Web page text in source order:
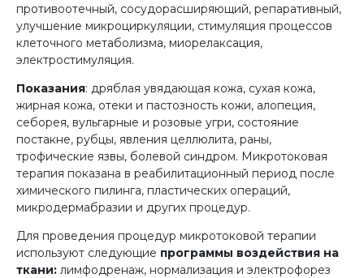
противоотечный, сосудорасширяющий, репаративный,
улучшение микроциркуляции, стимуляция процессов
клеточного метаболизма, миорелаксация,
электростимуляция.
Показания: дряблая увядающая кожа, сухая кожа,
жирная кожа, отеки и пастозность кожи, алопеция,
себорея, вульгарные и розовые угри, состояние
постакне, рубцы, явления целлюлита, раны,
трофические язвы, болевой синдром. Микротоковая
терапия показана в реабилитационный период после
химического пилинга, пластических операций,
микродермабразии и других процедур.
Для проведения процедур микротоковой терапии
используют следующие программы воздействия на
ткани: лимфодренаж, нормализация и электрофорез